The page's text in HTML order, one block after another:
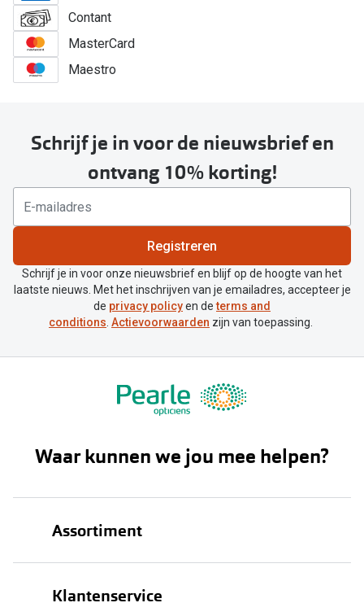
Contant
MasterCard
Maestro
Schrijf je in voor de nieuwsbrief en
ontvang 10% korting!
Registreren
Schrijf je in voor onze nieuwsbrief en blijf op de hoogte van het
laatste nieuws. Met het inschrijven van je emailadres, accepteer je
de privacy policyen determs and
conditions. Actievoorwaarden zijn van toepassing.
Waar kunnen we jou mee helpen?
Assortiment
Klantenservice